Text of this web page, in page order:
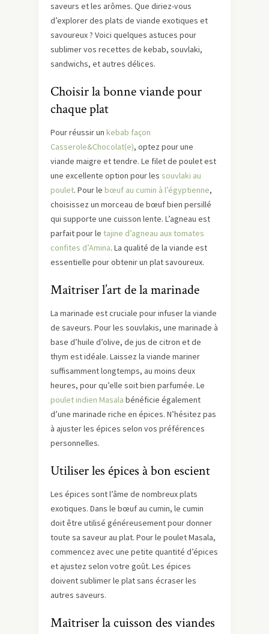
saveurs et les arômes. Que diriez-vous
d’explorer des plats de viande exotiques et
savoureux ? Voici quelques astuces pour
sublimer vos recettes de kebab, souvlaki,
sandwichs, et autres délices.
Choisir la bonne viande pour
chaque plat
Pour réussir un kebab façon
Casserole&Chocolat(e), optez pour une
viande maigre et tendre. Le filet de poulet est
une excellente option pour les souvlaki au
poulet. Pour le bœuf au cumin à l’égyptienne,
choisissez un morceau de bœuf bien persillé
qui supporte une cuisson lente. L’agneau est
parfait pour le tajine d’agneau aux tomates
confites d’Amina. La qualité de la viande est
essentielle pour obtenir un plat savoureux.
Maîtriser l’art de la marinade
La marinade est cruciale pour infuser la viande
de saveurs. Pour les souvlakis, une marinade à
base d’huile d’olive, de jus de citron et de
thym est idéale. Laissez la viande mariner
suffisamment longtemps, au moins deux
heures, pour qu’elle soit bien parfumée. Le
poulet indien Masala bénéficie également
d’une marinade riche en épices. N’hésitez pas
à ajuster les épices selon vos préférences
personnelles.
Utiliser les épices à bon escient
Les épices sont l’âme de nombreux plats
exotiques. Dans le bœuf au cumin, le cumin
doit être utilisé généreusement pour donner
toute sa saveur au plat. Pour le poulet Masala,
commencez avec une petite quantité d’épices
et ajustez selon votre goût. Les épices
doivent sublimer le plat sans écraser les
autres saveurs.
Maîtriser la cuisson des viandes